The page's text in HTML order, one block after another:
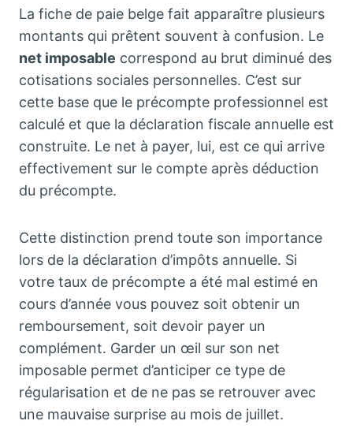
La fiche de paie belge fait apparaître plusieurs
montants qui prêtent souvent à confusion. Le
net imposable correspond au brut diminué des
cotisations sociales personnelles. C’est sur
cette base que le précompte professionnel est
calculé et que la déclaration fiscale annuelle est
construite. Le net à payer, lui, est ce qui arrive
effectivement sur le compte après déduction
du précompte.
Cette distinction prend toute son importance
lors de la déclaration d’impôts annuelle. Si
votre taux de précompte a été mal estimé en
cours d’année vous pouvez soit obtenir un
remboursement, soit devoir payer un
complément. Garder un œil sur son net
imposable permet d’anticiper ce type de
régularisation et de ne pas se retrouver avec
une mauvaise surprise au mois de juillet.